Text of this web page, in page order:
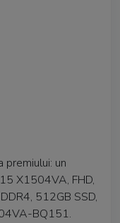
premiului: un
X1504VA, FHD,
512GB SSD,
BQ151.